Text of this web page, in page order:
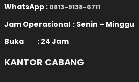
WhatsApp : 0813-9138-6711
Jam Operasional : Senin – Minggu
Buka : 24 Jam
KANTOR CABANG